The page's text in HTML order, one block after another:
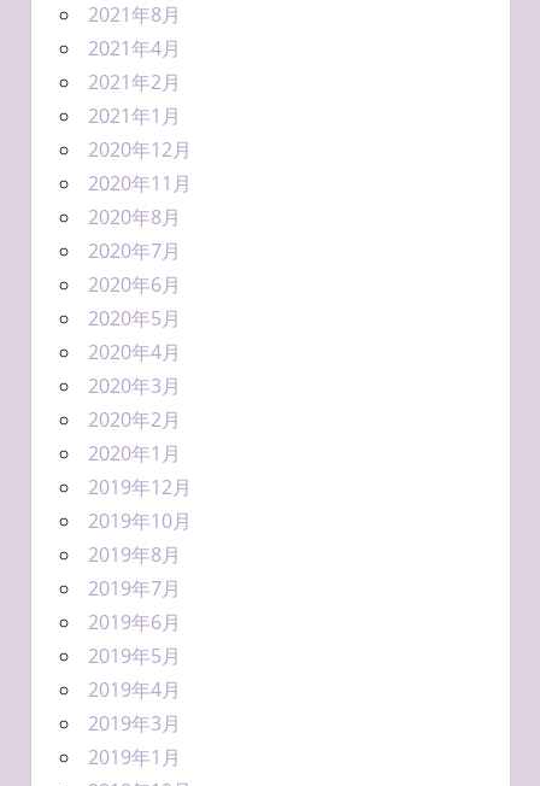
2021年8月
2021年4月
2021年2月
2021年1月
2020年12月
2020年11月
2020年8月
2020年7月
2020年6月
2020年5月
2020年4月
2020年3月
2020年2月
2020年1月
2019年12月
2019年10月
2019年8月
2019年7月
2019年6月
2019年5月
2019年4月
2019年3月
2019年1月